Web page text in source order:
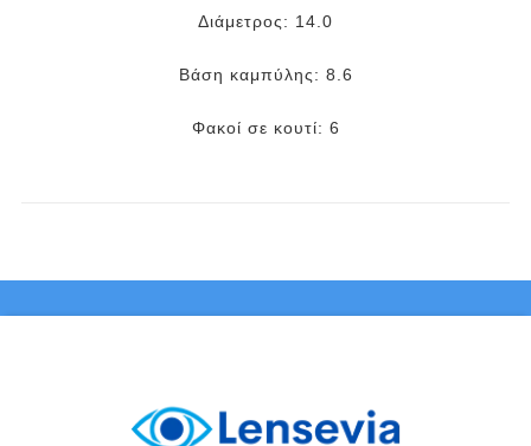
Διάμετρος: 14.0
Βάση καμπύλης: 8.6
Φακοί σε κουτί: 6